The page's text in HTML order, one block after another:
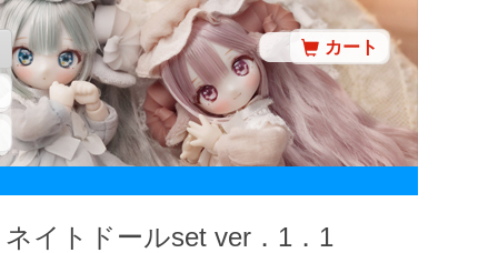
カート
イトドールset ver．1．1